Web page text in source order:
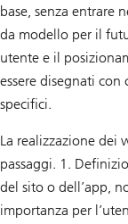
base, senza entrare
da modello per il
utente e il
essere disegnati
specifici.
La realizzazione dei
passaggi. 1.
del sito o dell’app,
importanza per